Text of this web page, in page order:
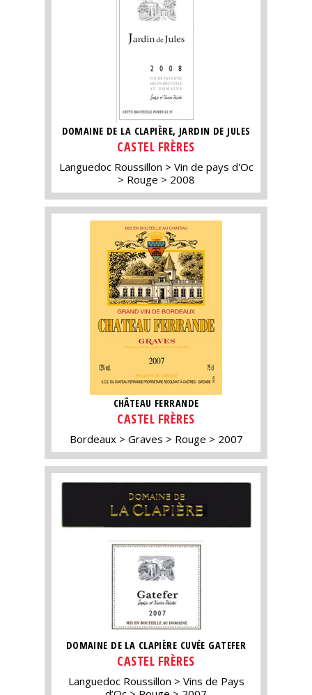
DOMAINE DE LA CLAPIÈRE, JARDIN DE JULES
CASTEL FRÈRES
Languedoc Roussillon
Vin de pays d'Oc
Rouge
2008
CHÂTEAU FERRANDE
CASTEL FRÈRES
Bordeaux Graves Rouge 2007
DOMAINE DE LA CLAPIÈRE CUVÉE GATEFER
CASTEL FRÈRES
Languedoc Roussillon
Vins de Pays